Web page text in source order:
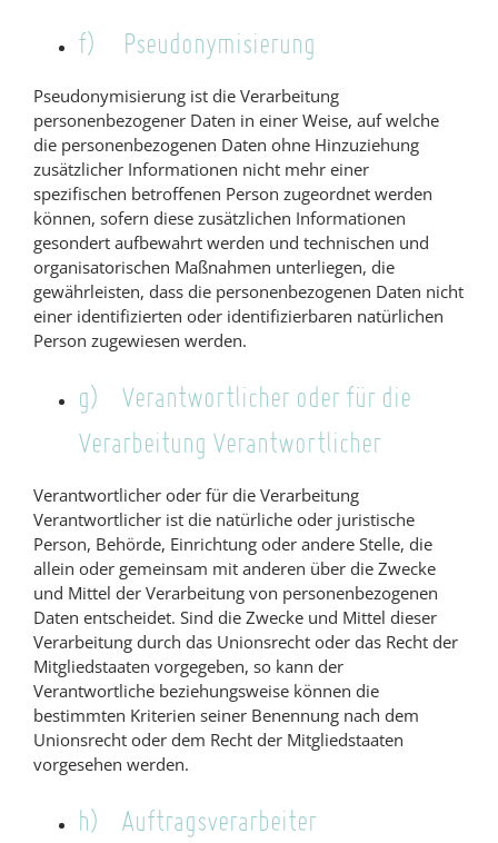
f) Pseudonymisierung
Pseudonymisierung ist die Verarbeitung
personenbezogener Daten in einer Weise, auf welche
die personenbezogenen Daten ohne Hinzuziehung
zusätzlicher Informationen nicht mehr einer
spezifischen betroffenen Person zugeordnet werden
können, sofern diese zusätzlichen Informationen
gesondert aufbewahrt werden und technischen und
organisatorischen Maßnahmen unterliegen, die
gewährleisten, dass die personenbezogenen Daten nicht
einer identifizierten oder identifizierbaren natürlichen
Person zugewiesen werden.
g) Verantwortlicher oder für die
Verarbeitung Verantwortlicher
Verantwortlicher oder für die Verarbeitung
Verantwortlicher ist die natürliche oder juristische
Person, Behörde, Einrichtung oder andere Stelle, die
allein oder gemeinsam mit anderen über die Zwecke
und Mittel der Verarbeitung von personenbezogenen
Daten entscheidet. Sind die Zwecke und Mittel dieser
Verarbeitung durch das Unionsrecht oder das Recht der
Mitgliedstaaten vorgegeben, so kann der
Verantwortliche beziehungsweise können die
bestimmten Kriterien seiner Benennung nach dem
Unionsrecht oder dem Recht der Mitgliedstaaten
vorgesehen werden.
h) Auftragsverarbeiter